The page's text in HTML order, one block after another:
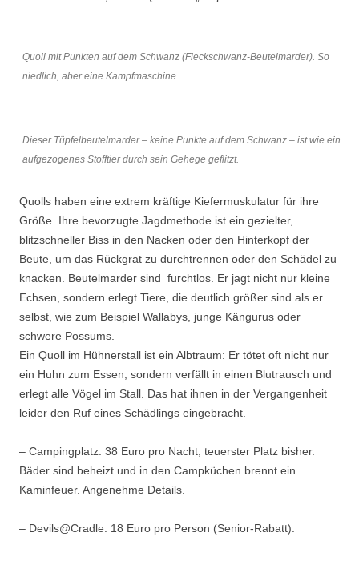
Quoll mit Punkten auf dem Schwanz (Fleckschwanz-Beutelmarder). So
niedlich, aber eine Kampfmaschine.
Dieser Tüpfelbeutelmarder – keine Punkte auf dem Schwanz – ist wie ein
aufgezogenes Stofftier durch sein Gehege geflitzt.
Quolls haben eine extrem kräftige Kiefermuskulatur für ihre
Größe. Ihre bevorzugte Jagdmethode ist ein gezielter,
blitzschneller Biss in den Nacken oder den Hinterkopf der
Beute, um das Rückgrat zu durchtrennen oder den Schädel zu
knacken. Beutelmarder sind furchtlos. Er jagt nicht nur kleine
Echsen, sondern erlegt Tiere, die deutlich größer sind als er
selbst, wie zum Beispiel Wallabys, junge Kängurus oder
schwere Possums.
Ein Quoll im Hühnerstall ist ein Albtraum: Er tötet oft nicht nur
ein Huhn zum Essen, sondern verfällt in einen Blutrausch und
erlegt alle Vögel im Stall. Das hat ihnen in der Vergangenheit
leider den Ruf eines Schädlings eingebracht.
– Campingplatz: 38 Euro pro Nacht, teuerster Platz bisher.
Bäder sind beheizt und in den Campküchen brennt ein
Kaminfeuer. Angenehme Details.
– Devils@Cradle: 18 Euro pro Person (Senior-Rabatt).